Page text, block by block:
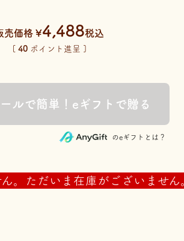
売価格 ¥4,488税込
[ 40 ポイント進呈 ]
のeギフトとは？
。ただいま在庫がございません